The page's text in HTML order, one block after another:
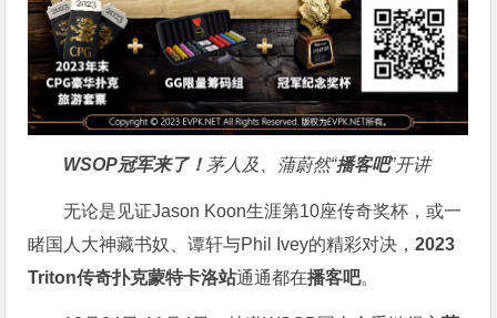
WSOP冠军来了！ 茅人及、蒲蔚然“播客吧”开讲
无论是见证Jason Koon生涯第10座传奇奖杯，或一
睹国人大神藏书奴、谭轩与Phil Ivey的精彩对决，2023
Triton传奇扑克蒙特卡洛站通通都在播客吧。